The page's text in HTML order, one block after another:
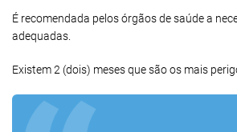
É recomendada pelos órgãos de saúde a
adequadas.
Existem 2 (dois) meses que são os mais